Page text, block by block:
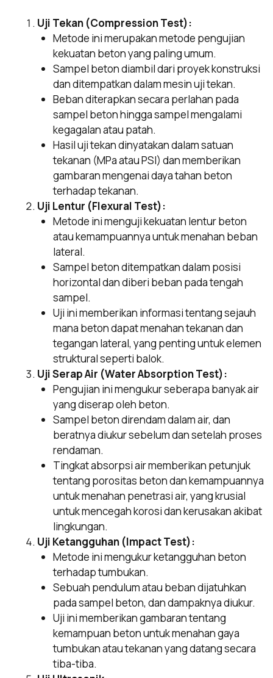
Uji Tekan (Compression Test):
Metode ini merupakan metode pengujian
kekuatan beton yang paling umum.
Sampel beton diambil dari proyek konstruksi
dan ditempatkan dalam mesin uji tekan.
Beban diterapkan secara perlahan pada
sampel beton hingga sampel mengalami
kegagalan atau patah.
Hasil uji tekan dinyatakan dalam satuan
tekanan (MPa atau PSI) dan memberikan
gambaran mengenai daya tahan beton
terhadap tekanan.
Uji Lentur (Flexural Test):
Metode ini menguji kekuatan lentur beton
atau kemampuannya untuk menahan beban
lateral.
Sampel beton ditempatkan dalam posisi
horizontal dan diberi beban pada tengah
sampel.
Uji ini memberikan informasi tentang sejauh
mana beton dapat menahan tekanan dan
tegangan lateral, yang penting untuk elemen
struktural seperti balok.
Uji Serap Air (Water Absorption Test):
Pengujian ini mengukur seberapa banyak air
yang diserap oleh beton.
Sampel beton direndam dalam air, dan
beratnya diukur sebelum dan setelah proses
rendaman.
Tingkat absorpsi air memberikan petunjuk
tentang porositas beton dan kemampuannya
untuk menahan penetrasi air, yang krusial
untuk mencegah korosi dan kerusakan akibat
lingkungan.
Uji Ketangguhan (Impact Test):
Metode ini mengukur ketangguhan beton
terhadap tumbukan.
Sebuah pendulum atau beban dijatuhkan
pada sampel beton, dan dampaknya diukur.
Uji ini memberikan gambaran tentang
kemampuan beton untuk menahan gaya
tumbukan atau tekanan yang datang secara
tiba-tiba.